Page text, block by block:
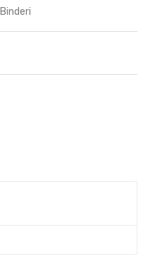
Binderi